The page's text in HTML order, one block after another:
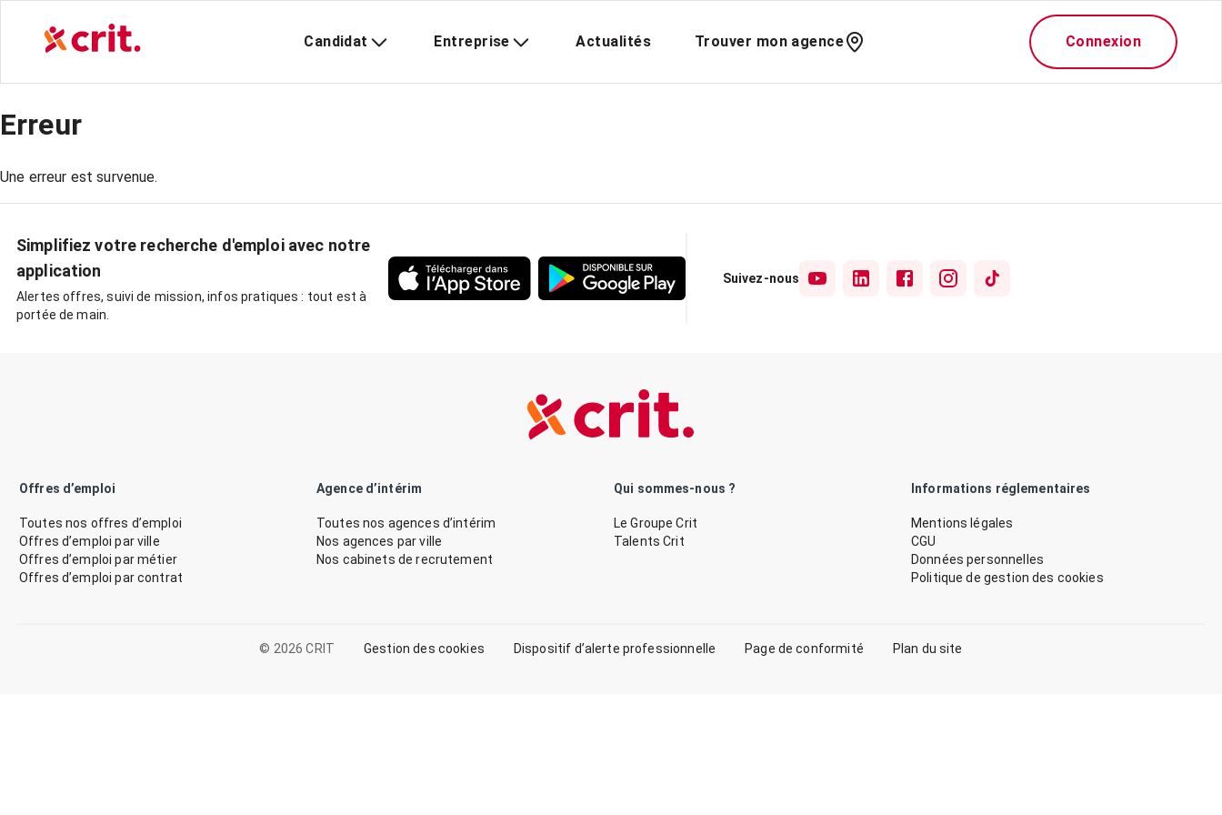
Candidat Entreprise Actualités Trouver mon agence Connexion
Erreur
Une erreur est survenue.
Simplifiez votre recherche d'emploi avec notre
application
Alertes offres, suivi de mission, infos pratiques : tout est à
portée de main.
Suivez-nous
Offres d’emploi
Toutes nos offres d’emploi
Offres d’emploi par ville
Offres d’emploi par métier
Offres d’emploi par contrat
Agence d’intérim
Toutes nos agences d’intérim
Nos agences par ville
Nos cabinets de recrutement
Qui sommes-nous ?
Le Groupe Crit
Talents Crit
Informations réglementaires
Mentions légales
CGU
Données personnelles
Politique de gestion des cookies
© 2026 CRIT Gestion des cookies Dispositif d’alerte professionnelle Page de conformité Plan du site